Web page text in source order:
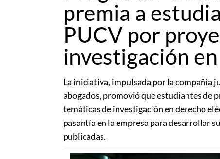
premia a
PUCV por
investigación
La iniciativa, impulsada por la compañía
abogados, promovió que estudiantes de
temáticas de investigación en derecho
pasantía en la empresa para desarrollar
publicadas.